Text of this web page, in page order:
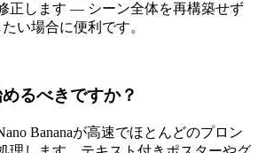
正します — シーン全体を再構築せず
い場合に便利です。
るべきですか？
Bananaが高速でほとんどのプロン